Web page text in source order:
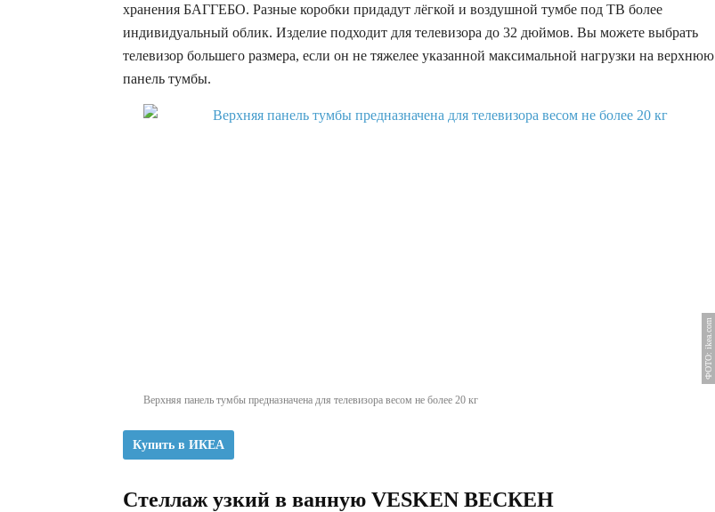
хранения БАГГЕБО. Разные коробки придадут лёгкой и воздушной тумбе под ТВ более
индивидуальный облик. Изделие подходит для телевизора до 32 дюймов. Вы можете выбрать
телевизор большего размера, если он не тяжелее указанной максимальной нагрузки на верхнюю
панель тумбы.
ФОТО: ikea.com
Верхняя панель тумбы предназначена для телевизора весом не более 20 кг
Купить в ИКЕА
Стеллаж узкий в ванную VESKEN ВЕСКЕН